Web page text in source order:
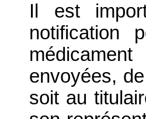
Il est
notification
envoyées,
soit au